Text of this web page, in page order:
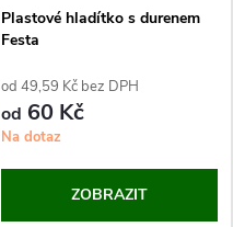
Plastové hladítko s durenem
Festa
od 49,59 Kč bez DPH
od 60 Kč
Na dotaz
ZOBRAZIT